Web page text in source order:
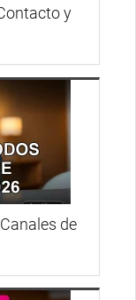
y
de